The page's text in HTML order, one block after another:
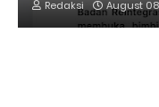
Redaksi August